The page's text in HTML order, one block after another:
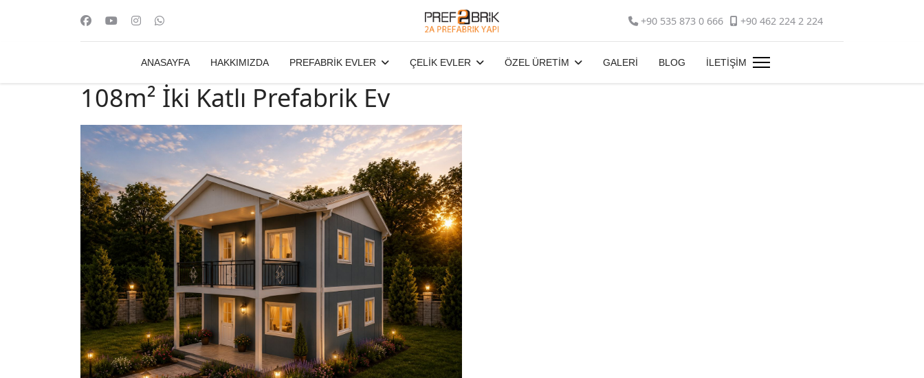
+90 535 873 0 666 +90 462 224 2 224
ANASAYFA HAKKIMIZDA PREFABRİK EVLER ÇELİK EVLER ÖZEL ÜRETİM GALERİ BLOG İLETİŞİM
108m² İki Katlı Prefabrik Ev